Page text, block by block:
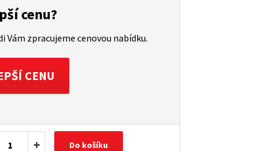
cenu?
Vám zpracujeme cenovou nabídku.
CENU
Do košíku